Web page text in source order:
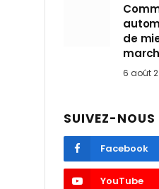
de
6 août
SUIVEZ-NOUS
Facebook
YouTube